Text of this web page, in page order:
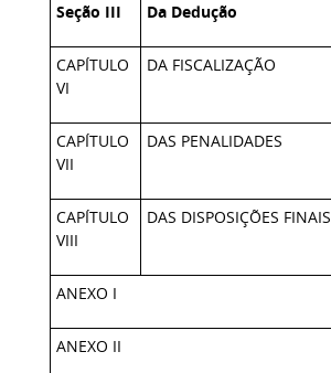
Seção III Da Dedução
CAPÍTULO
VI
DA FISCALIZAÇÃO
CAPÍTULO
VII
DAS PENALIDADES
CAPÍTULO
VIII
DAS DISPOSIÇÕES FINAIS
ANEXO I
ANEXO II